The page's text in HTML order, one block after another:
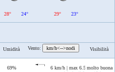
28° 24° 29° 23°
Umidità Vento: km/h<-->nodi Visibilità
69%
6 km/h | max 6.5 km/hmolto buona